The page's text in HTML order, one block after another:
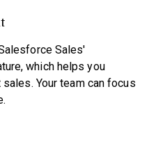
Sales'
which helps you
Your team can focus